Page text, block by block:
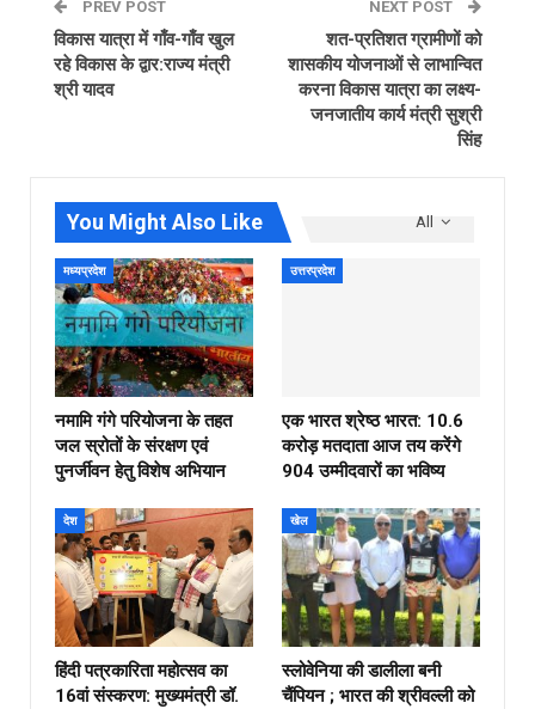
PREV POST
विकास यात्रा में गाँव-गाँव खुल
रहे विकास के द्वार:राज्य मंत्री
श्री यादव
NEXT POST
शत-प्रतिशत ग्रामीणों को
शासकीय योजनाओं से लाभान्वित
करना विकास यात्रा का लक्ष्य-
जनजातीय कार्य मंत्री सुश्री
सिंह
All
You Might Also Like
मध्यप्रदेश
नमामि गंगे परियोजना के तहत
जल स्रोतों के संरक्षण एवं
पुनर्जीवन हेतु विशेष अभियान
उत्तरप्रदेश
एक भारत श्रेष्ठ भारत: 10.6
करोड़ मतदाता आज तय करेंगे
904 उम्मीदवारों का भविष्य
देश
हिंदी पत्रकारिता महोत्सव का
16वां संस्करण: मुख्यमंत्री डॉ.
खेल
स्लोवेनिया की डालीला बनी
चैंपियन ; भारत की श्रीवल्ली को